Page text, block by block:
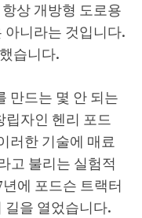
상 개방형 도로용
아니라는 것입니다.
습니다.
만드는 몇 안 되는
립자인 헨리 포드
러한 기술에 매료
고 불리는 실험적
에 포드슨 트랙터
길을 열었습니다.